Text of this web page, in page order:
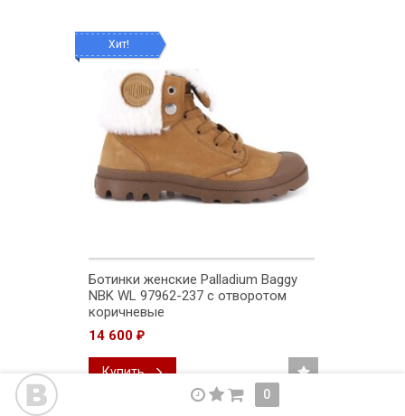
Хит!
Ботинки женские Palladium Baggy
NBK WL 97962-237 с отворотом
коричневые
14 600 ₽
Купить
0